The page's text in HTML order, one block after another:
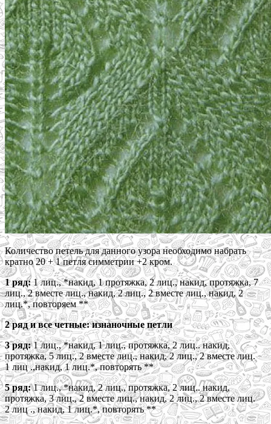
Количество петель для данного узора необходимо набрать
кратно 20 + 1 петля симметрии +2 кром.
1 ряд:1 лиц., *накид, 1 протяжка, 2 лиц., накид, протяжка, 7
лиц., 2 вместе лиц., накид, 2 лиц., 2 вместе лиц., накид, 2
лиц.*, повторяем **
2 ряд и все четные: изнаночные петли
3 ряд:1 лиц., *накид, 1 лиц., протяжка, 2 лиц.. накид,
протяжка, 5 лиц., 2 вместе лиц., накид, 2 лиц., 2 вместе лиц.
1 лиц .,накид, 1 лиц.*, повторять **
5 ряд:1 лиц., *накид, 2 лиц., протяжка, 2 лиц.. накид,
протяжка, 3 лиц., 2 вместе лиц., накид, 2 лиц., 2 вместе лиц.
2 лиц ., накид, 1 лиц.*, повторять **